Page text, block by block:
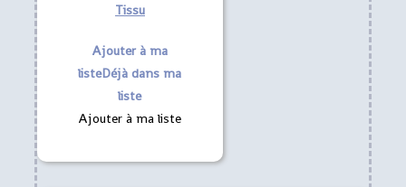
Tissu
Ajouter à ma
listeDéjà dans ma
liste
Ajouter à ma liste